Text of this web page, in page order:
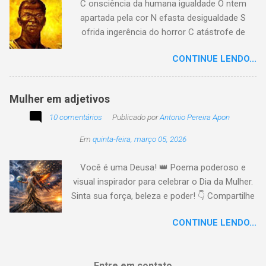
C onsciência da humana igualdade O ntem
apartada pela cor N efasta desigualdade S
ofrida ingerência do horror C atástrofe de
tempo o preito N egritude sempre linda C ultura
multicolor I rmanados na cidadania A gentes
CONTINUE LENDO...
Mulher em adjetivos
10 comentários Publicado porAntonio Pereira Apon
Em quinta-feira, março 05, 2026
Você é uma Deusa! 👑 Poema poderoso e
visual inspirador para celebrar o Dia da Mulher.
Sinta sua força, beleza e poder! 👇 Compartilhe
arrepios! 👇 Este poema/música é uma
CONTINUE LENDO...